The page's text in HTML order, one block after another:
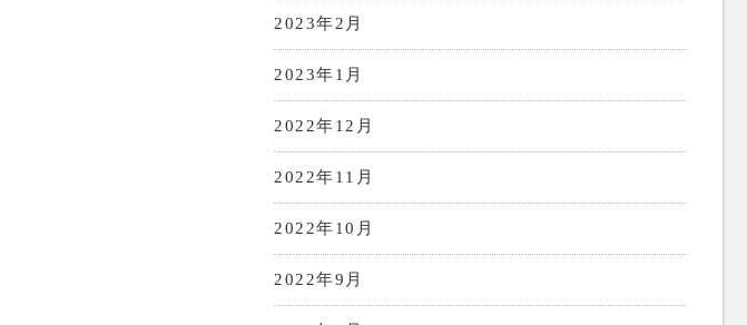
2023年2月
2023年1月
2022年12月
2022年11月
2022年10月
2022年9月